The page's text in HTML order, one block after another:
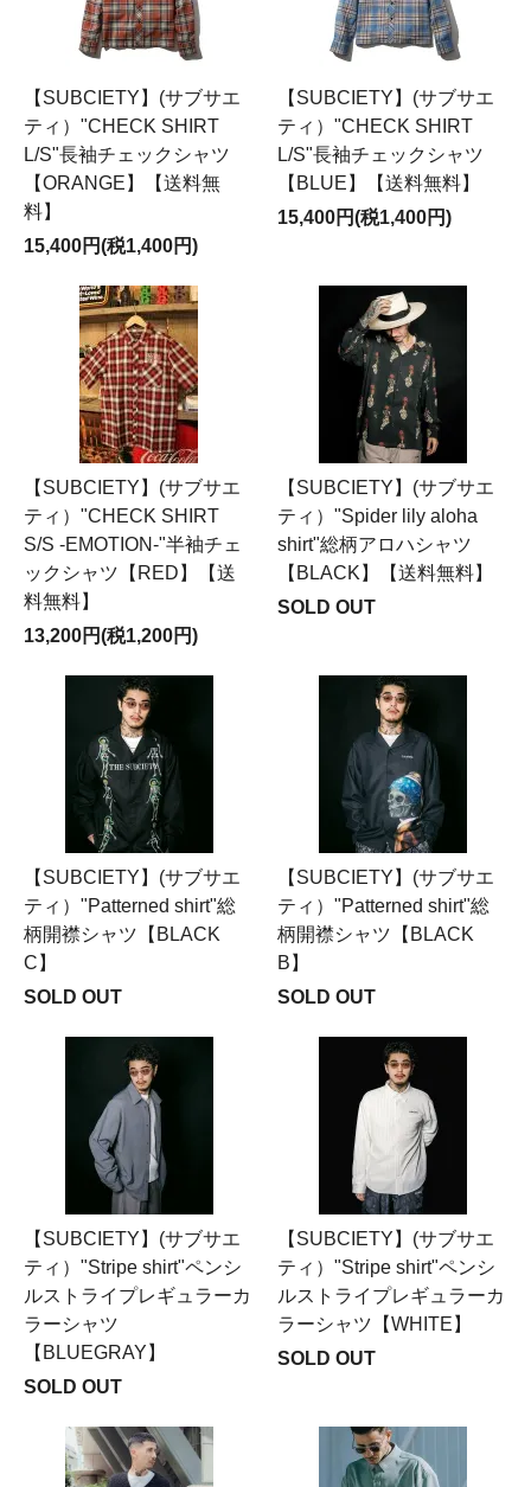
【SUBCIETY】(サブサエ
ティ）"CHECK SHIRT
L/S"長袖チェックシャツ
【ORANGE】【送料無
料】
15,400円(税1,400円)
【SUBCIETY】(サブサエ
ティ）"CHECK SHIRT
L/S"長袖チェックシャツ
【BLUE】【送料無料】
15,400円(税1,400円)
【SUBCIETY】(サブサエ
ティ）"CHECK SHIRT
S/S -EMOTION-"半袖チェ
ックシャツ【RED】【送
料無料】
13,200円(税1,200円)
【SUBCIETY】(サブサエ
ティ）"Spider lily aloha
shirt"総柄アロハシャツ
【BLACK】【送料無料】
SOLD OUT
【SUBCIETY】(サブサエ
ティ）"Patterned shirt"総
柄開襟シャツ【BLACK
C】
SOLD OUT
【SUBCIETY】(サブサエ
ティ）"Patterned shirt"総
柄開襟シャツ【BLACK
B】
SOLD OUT
【SUBCIETY】(サブサエ
ティ）"Stripe shirt"ペンシ
ルストライプレギュラーカ
ラーシャツ
【BLUEGRAY】
SOLD OUT
【SUBCIETY】(サブサエ
ティ）"Stripe shirt"ペンシ
ルストライプレギュラーカ
ラーシャツ【WHITE】
SOLD OUT